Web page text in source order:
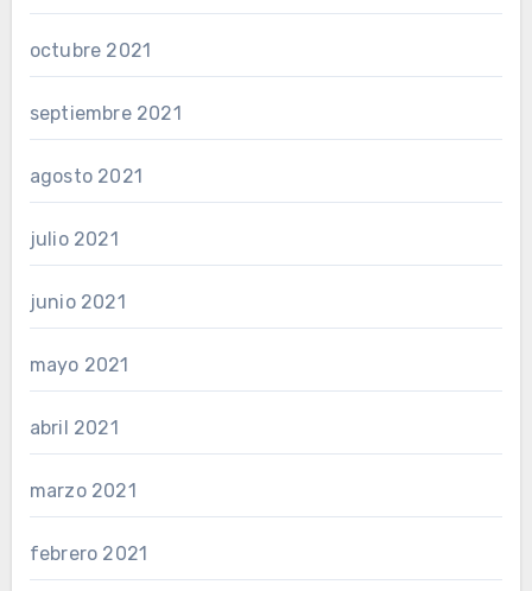
octubre 2021
septiembre 2021
agosto 2021
julio 2021
junio 2021
mayo 2021
abril 2021
marzo 2021
febrero 2021